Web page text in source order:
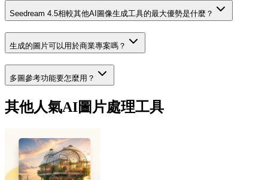
Seedream 4.5相較其他AI圖像生成工具的最大優勢是什麼？
生成的圖片可以用於商業專案嗎？
多圖參考功能要怎麼用？
其他人氣AI圖片處理工具